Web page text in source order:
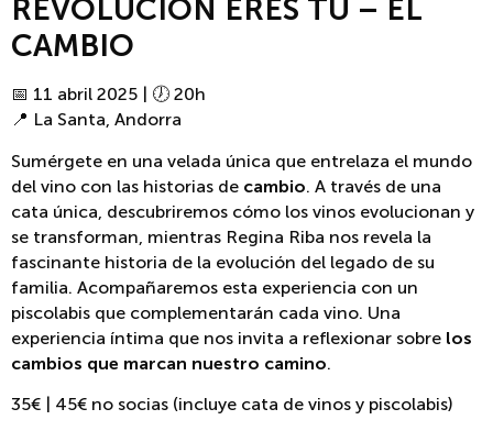
REVOLUCIÓN ERES TÚ – EL
CAMBIO
📅 11 abril 2025 | 🕖 20h
📍 La Santa, Andorra
Sumérgete en una velada única que entrelaza el mundo
del vino con las historias de cambio. A través de una
cata única, descubriremos cómo los vinos evolucionan y
se transforman, mientras Regina Riba nos revela la
fascinante historia de la evolución del legado de su
familia. Acompañaremos esta experiencia con un
piscolabis que complementarán cada vino. Una
experiencia íntima que nos invita a reflexionar sobre los
cambios que marcan nuestro camino.
35€ | 45€ no socias (incluye cata de vinos y piscolabis)